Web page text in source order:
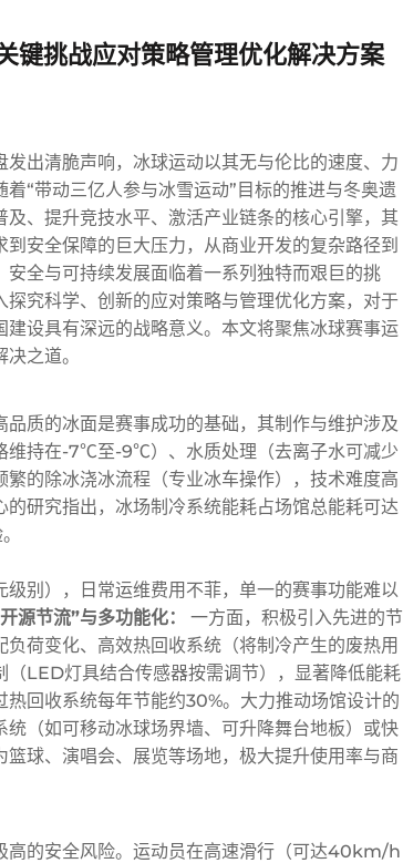
键挑战应对策略管理优化解决方案
出清脆声响，冰球运动以其无与伦比的速度、力
“带动三亿人参与冰雪运动”目标的推进与冬奥遗
、提升竞技水平、激活产业链条的核心引擎，其
安全保障的巨大压力，从商业开发的复杂路径到
全与可持续发展面临着一系列独特而艰巨的挑
究科学、创新的应对策略与管理优化方案，对于
设具有深远的战略意义。本文将聚焦冰球赛事运
之道。
质的冰面是赛事成功的基础，其制作与维护涉及
维持在-7℃至-9℃）、水质处理（去离子水可减少
的除冰浇冰流程（专业冰车操作），技术难度高
研究指出，冰场制冷系统能耗占场馆总能耗可达
别），日常运维费用不菲，单一的赛事功能难以
源节流”与多功能化：
一方面，积极引入先进的节
荷变化、高效热回收系统（将制冷产生的废热用
LED灯具结合传感器按需调节），显著降低能耗
回收系统每年节能约30%。大力推动场馆设计的
（如可移动冰球场界墙、可升降舞台地板）或快
球、演唱会、展览等场地，极大提升使用率与商
高的安全风险。运动员在高速滑行（可达40km/h